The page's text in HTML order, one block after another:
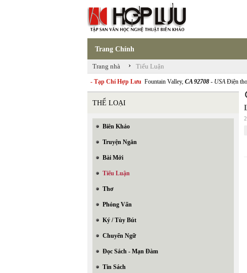
Trang Chính
Trang nhà › Tiểu Luận
- Tạp Chí Hợp Lưu Fountain Valley, CA 92708 - USAĐiện
THỂ LOẠI
Biên Khảo
Truyện Ngắn
Bài Mới
Tiểu Luận
Thơ
Phỏng Vấn
Ký / Tùy Bút
Chuyển Ngữ
Đọc Sách - Mạn Đàm
Tin Sách